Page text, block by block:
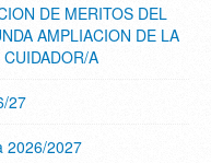
DE MERITOS DEL
AMPLIACION DE LA
A
27
2026/2027